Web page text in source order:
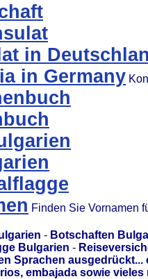
in
in Germany
Finden Sie Vornamen
- Botschaften
Bulgarien -
Sprachen
embajada sowie vieles